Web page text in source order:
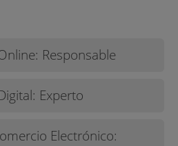
Responsable
Experto
Electrónico: